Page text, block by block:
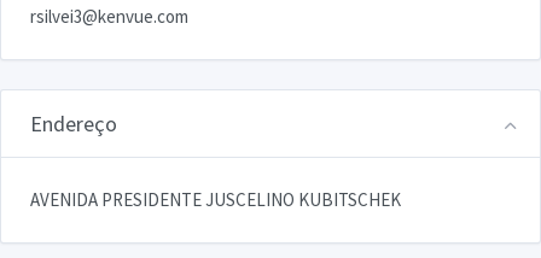
rsilvei3@kenvue.com
Endereço
AVENIDA PRESIDENTE JUSCELINO KUBITSCHEK